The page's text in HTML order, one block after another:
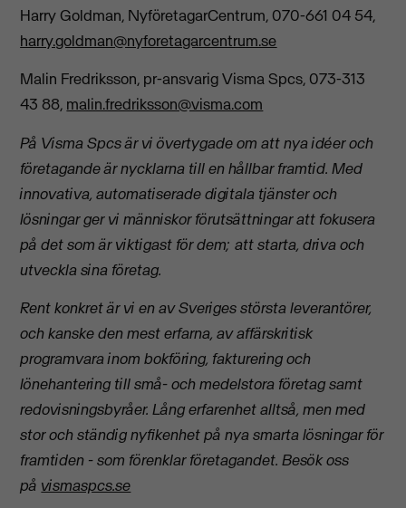
Harry Goldman, NyföretagarCentrum, 070-661 04 54,
harry.goldman@nyforetagarcentrum.se
Malin Fredriksson, pr-ansvarig Visma Spcs, 073-313
43 88, malin.fredriksson@visma.com
På Visma Spcs är vi övertygade om att nya idéer och
företagande är nycklarna till en hållbar framtid. Med
innovativa, automatiserade digitala tjänster och
lösningar ger vi människor förutsättningar att fokusera
på det som är viktigast för dem; att starta, driva och
utveckla sina företag.
Rent konkret är vi en av Sveriges största leverantörer,
och kanske den mest erfarna, av affärskritisk
programvara inom bokföring, fakturering och
lönehantering till små- och medelstora företag samt
redovisningsbyråer. Lång erfarenhet alltså, men med
stor och ständig nyfikenhet på nya smarta lösningar för
framtiden - som förenklar företagandet. Besök oss
på vismaspcs.se